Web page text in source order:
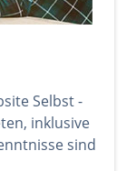
Selbst -
inklusive
sind